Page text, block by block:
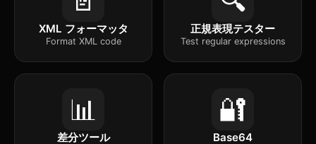
XML フォーマッタ
Format XML code
正規表現テスター
Test regular expressions
📊
差分ツール
🔐
Base64